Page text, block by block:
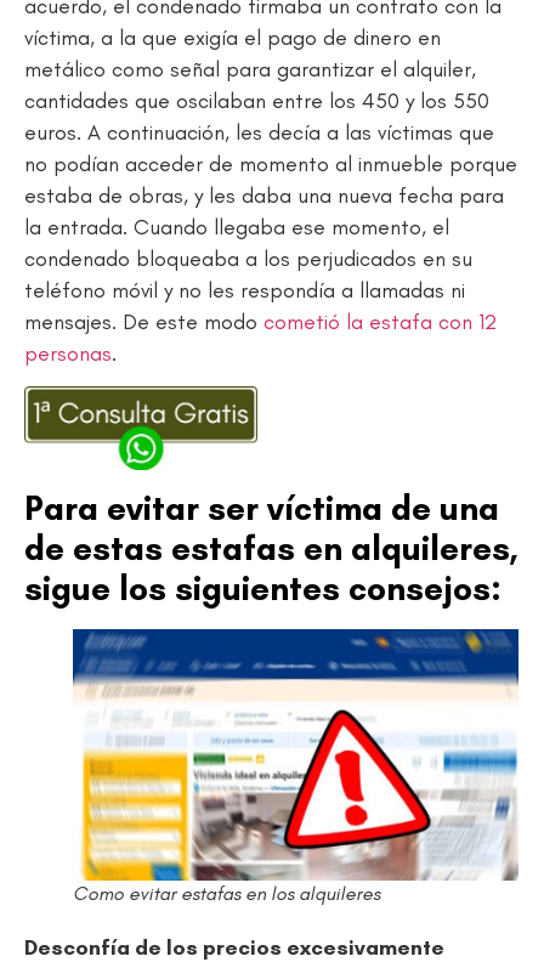
acuerdo, el condenado firmaba un contrato con la
víctima, a la que exigía el pago de dinero en
metálico como señal para garantizar el alquiler,
cantidades que oscilaban entre los 450 y los 550
euros. A continuación, les decía a las víctimas que
no podían acceder de momento al inmueble porque
estaba de obras, y les daba una nueva fecha para
la entrada. Cuando llegaba ese momento, el
condenado bloqueaba a los perjudicados en su
teléfono móvil y no les respondía a llamadas ni
mensajes. De este modo cometió la estafa con 12
personas.
Para evitar ser víctima de una
de estas estafas en alquileres,
sigue los siguientes consejos:
Como evitar estafas en los alquileres
Desconfía de los precios excesivamente